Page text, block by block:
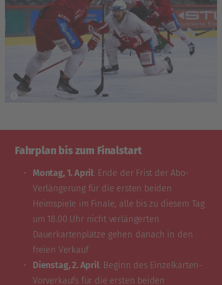
Fahrplan bis zum Finalstart
Montag, 1. April: Ende der Frist der Abo-
Verlängerung für die ersten beiden
Heimspiele im Finale, alle bis zu diesem Tag
um 18.00 Uhr nicht verlängerten
Dauerkartenplätze gehen danach in den
freien Verkauf
Dienstag, 2. April: Beginn des Einzelkarten-
Vorverkaufs für die ersten beiden